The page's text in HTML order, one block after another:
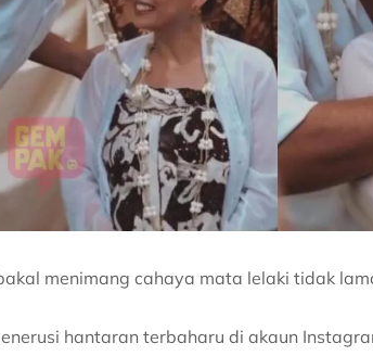
menimang cahaya mata lelaki tidak
hantaran terbaharu di akaun